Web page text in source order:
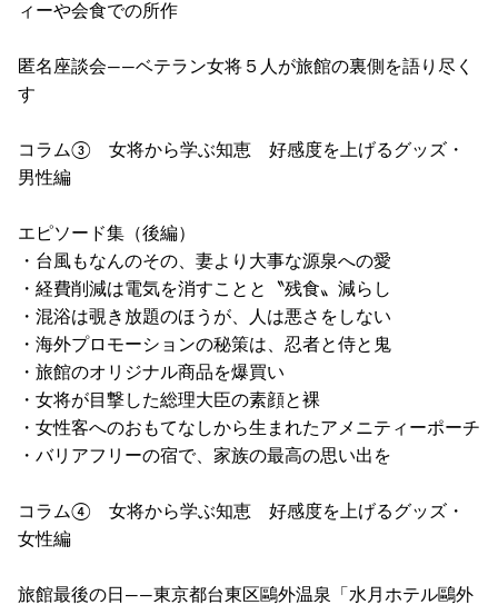
ィーや会食での所作
匿名座談会――ベテラン女将５人が旅館の裏側を語り尽く
す
コラム③ 女将から学ぶ知恵 好感度を上げるグッズ・
男性編
エピソード集（後編）
・台風もなんのその、妻より大事な源泉への愛
・経費削減は電気を消すことと〝残食〟減らし
・混浴は覗き放題のほうが、人は悪さをしない
・海外プロモーションの秘策は、忍者と侍と鬼
・旅館のオリジナル商品を爆買い
・女将が目撃した総理大臣の素顔と裸
・女性客へのおもてなしから生まれたアメニティーポーチ
・バリアフリーの宿で、家族の最高の思い出を
コラム④ 女将から学ぶ知恵 好感度を上げるグッズ・
女性編
旅館最後の日――東京都台東区鷗外温泉「水月ホテル鷗外